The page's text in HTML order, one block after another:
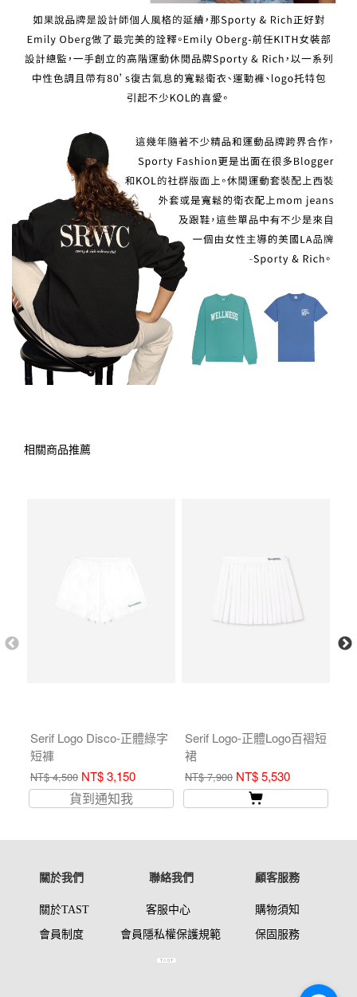
相關商品推薦
Serif Logo Disco-正體綠字
短褲
NT$ 4,500 NT$ 3,150
貨到通知我
Serif Logo-正體Logo百褶短
裙
NT$ 7,900 NT$ 5,530
關於我們 聯絡我們 顧客服務
關於TAST 客服中心 購物須知
會員制度 會員 隱私權保護規範 保固服務